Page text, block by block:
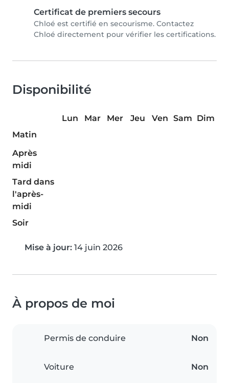
Certificat de premiers secours
Chloé est certifié en secourisme. Contactez
Chloé directement pour vérifier les certifications.
Disponibilité
Lun Mar Mer Jeu Ven Sam Dim
Matin
Après
midi
Tard dans
l'après-
midi
Soir
Mise à jour: 14 juin 2026
À propos de moi
Permis de conduire Non
Voiture Non